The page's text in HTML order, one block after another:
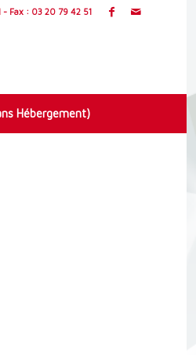
Fax : 03 20 79 42 51
Hébergement)